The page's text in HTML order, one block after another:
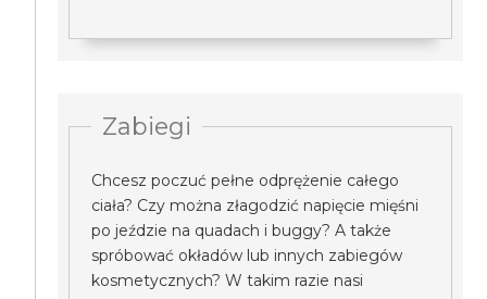
Zabiegi
Chcesz poczuć pełne odprężenie całego
ciała? Czy można złagodzić napięcie mięśni
po jeździe na quadach i buggy? A także
spróbować okładów lub innych zabiegów
kosmetycznych? W takim razie nasi